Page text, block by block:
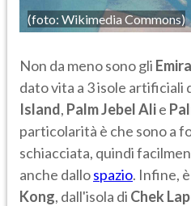
(foto: Wikimedia Commons)
Non da meno sono gli
dato vita a 3 isole artificiali
Island, Palm Jebel Alie
particolarità è che sono a
schiacciata, quindi
anche dallospazio. Infine,
Kong, dall'isola di Chek